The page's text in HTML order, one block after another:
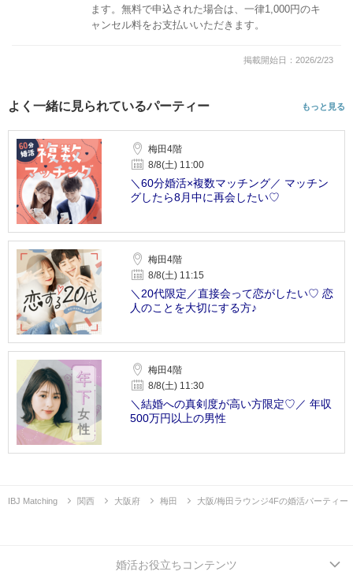
ます。無料で申込された場合は、一律1,000円のキ
ャンセル料をお支払いいただきます。
掲載開始日：2026/2/23
よく一緒に見られているパーティー もっと見る
梅田4階
8/8(土) 11:00
＼60分婚活×複数マッチング／ マッチン
グしたら8月中に再会したい♡
梅田4階
8/8(土) 11:15
＼20代限定／直接会って恋がしたい♡ 恋
人のことを大切にする方♪
梅田4階
8/8(土) 11:30
＼結婚への真剣度が高い方限定♡／ 年収
500万円以上の男性
IBJ Matching 関西 大阪府 梅田 大阪/梅田ラウンジ4Fの婚活パーティー
婚活お役立ちコンテンツ